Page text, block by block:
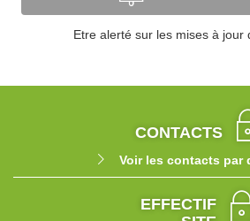
Etre alerté sur les mises à jour
CONTACTS
Voir les contacts par
EFFECTIF